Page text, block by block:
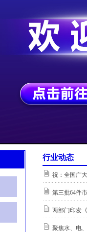
行业动态
祝：全国广
第三批64件
两部门印发
聚焦水、电